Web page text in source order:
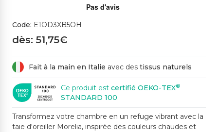
Code: E1OD3XB5OH
dès: 51,75€
Fait à la main en Italie avec des tissus naturels
Ce produit est certifié OEKO-TEX®
STANDARD 100.
Transformez votre chambre en un refuge vibrant avec la
taie d'oreiller Morelia, inspirée des couleurs chaudes et